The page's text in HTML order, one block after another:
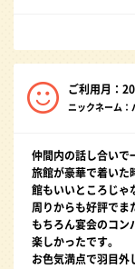
ご利用月：
ニックネーム：
仲間内の話し合いで
旅館が豪華で着いた
館もいいところじゃ
周りからも好評でま
もちろん宴会のコン
楽しかったです。
お色気満点で羽目外